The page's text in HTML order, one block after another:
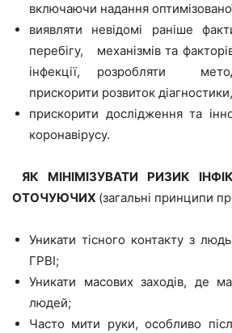
включаючи надання
виявляти невідомі раніше
перебігу, механізмів та
інфекції, розробляти
прискорити розвиток
прискорити дослідження та
коронавірусу.
ЯК МІНІМІЗУВАТИ РИЗИК
ОТОЧУЮЧИХ (загальні принципи
Уникати тісного контакту з
ГРВІ;
Уникати масових заходів, де
людей;
Часто мити руки, особливо